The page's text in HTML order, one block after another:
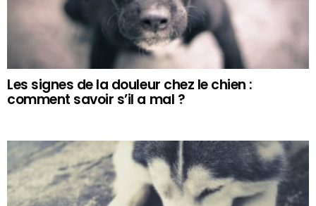
Les signes de la douleur chez le chien :
comment savoir s’il a mal ?